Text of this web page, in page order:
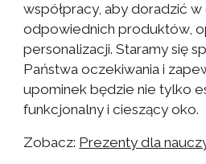
współpracy, aby doradzić
odpowiednich produktów,
personalizacji. Staramy się
Państwa oczekiwania i
upominek będzie nie tylko
funkcjonalny i cieszący oko.
Zobacz: Prezenty dla